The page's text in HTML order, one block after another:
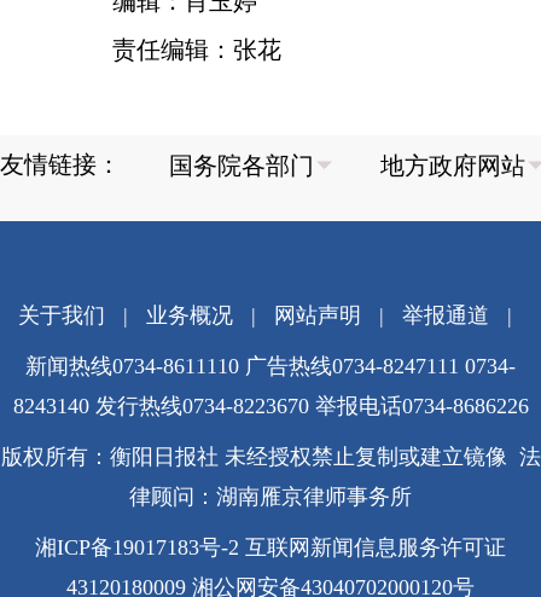
责任编辑：张花
友情链接：
关于我们 | 业务概况| 网站声明 | 举报通道 |
新闻热线0734-8611110 广告热线0734-8247111 0734-
8243140 发行热线0734-8223670 举报电话0734-8686226
版权所有：衡阳日报社 未经授权禁止复制或建立镜像 法
律顾问：湖南雁京律师事务所
湘ICP备19017183号-2 互联网新闻信息服务许可证
43120180009 湘公网安备43040702000120号